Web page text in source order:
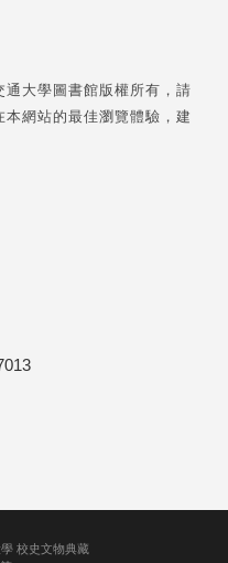
大學圖書館版權所有，請
網站的最佳瀏覽體驗，建
校史文物典藏